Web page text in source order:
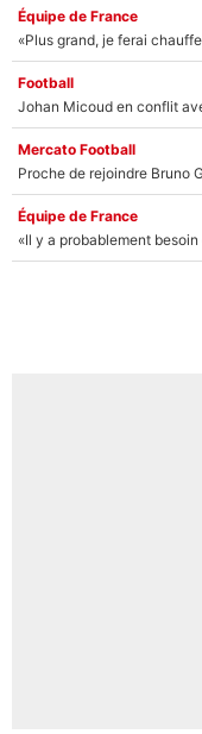
Équipe de France
Football
Mercato Football
Équipe de France